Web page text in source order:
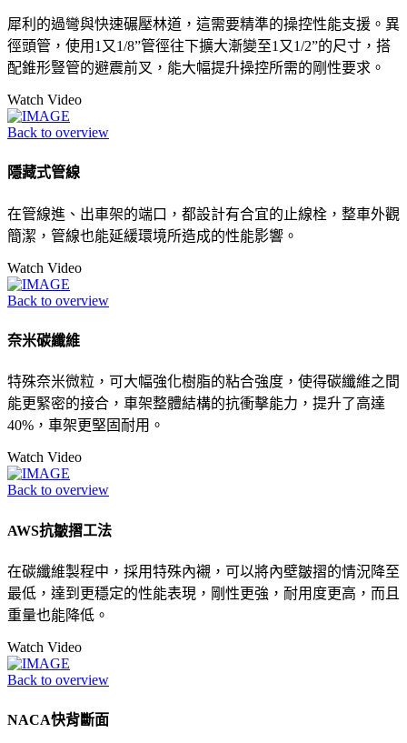
犀利的過彎與快速碾壓林道，這需要精準的操控性能支援。異
徑頭管，使用1又1/8”管徑往下擴大漸變至1又1/2”的尺寸，搭
配錐形豎管的避震前叉，能大幅提升操控所需的剛性要求。
Watch Video
Back to overview
隱藏式管線
在管線進、出車架的端口，都設計有合宜的止線栓，整車外觀
簡潔，管線也能延緩環境所造成的性能影響。
Watch Video
Back to overview
奈米碳纖維
特殊奈米微粒，可大幅強化樹脂的粘合強度，使得碳纖維之間
能更緊密的接合，車架整體結構的抗衝擊能力，提升了高達
40%，車架更堅固耐用。
Watch Video
Back to overview
AWS抗皺摺工法
在碳纖維製程中，採用特殊內襯，可以將內壁皺摺的情況降至
最低，達到更穩定的性能表現，剛性更強，耐用度更高，而且
重量也能降低。
Watch Video
Back to overview
NACA快背斷面